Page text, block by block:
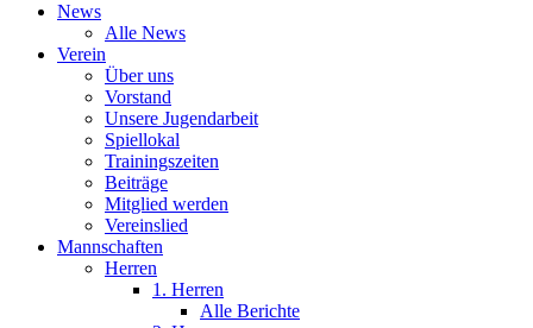
News
Alle News
Verein
Über uns
Vorstand
Unsere Jugendarbeit
Spiellokal
Trainingszeiten
Beiträge
Mitglied werden
Vereinslied
Mannschaften
Herren
1. Herren
Alle Berichte